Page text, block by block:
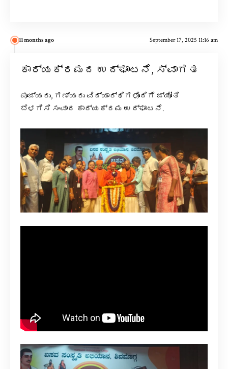
11 months ago September 17, 2025 11:16 am
ಕಾರ್ಯಕ್ರಮದ ಉದ್ಘಾಟನೆ, ಸ್ವಾಗತ
ಪೂಜ್ಯರು, ಗಣ್ಯರು ವಿದ್ಯಾರ್ಥಿಗಳೊಂದಿಗೆ ಜ್ಯೋತಿ
ಬೆಳಗಿಸಿ ಸಂವಾದ ಕಾರ್ಯಕ್ರಮ ಉದ್ಘಾಟನೆ.